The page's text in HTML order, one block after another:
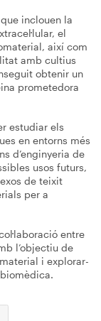
inclouen la
el
així com
amb cultius
obtenir un
prometedora
estudiar els
en entorns més
d’enginyeria de
usos futurs,
de teixit
per a
entre
l’objectiu de
i explorar-